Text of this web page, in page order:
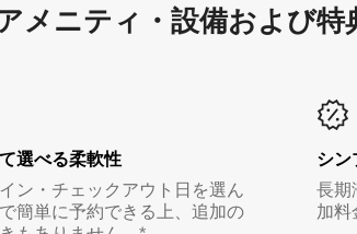
メ⁠ニ⁠テ⁠ィ⁠・設⁠備⁠および特⁠
選べる柔軟性
ン・チェックアウト日を選ん
簡単に予約できる上、追加の
シン
長期
加料